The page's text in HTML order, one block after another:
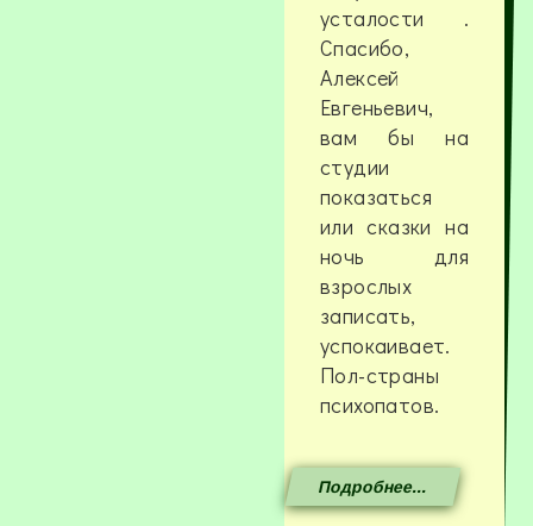
усталости .
Спасибо,
Алексей
Евгеньевич,
вам бы на
студии
показаться
или сказки на
ночь для
взрослых
записать,
успокаивает.
Пол-страны
психопатов.
Подробнее...